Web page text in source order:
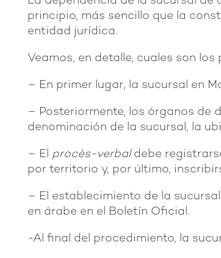
principio, más sencillo que la
entidad jurídica.
Veamos, en detalle, cuales son
– En primer lugar, la sucursal en
– Posteriormente, los órganos de
denominación de la sucursal, la
– El procès-verbaldebe
por territorio y, por último,
– El establecimiento de la
en árabe en el Boletín Oficial.
-Al final del procedimiento, la